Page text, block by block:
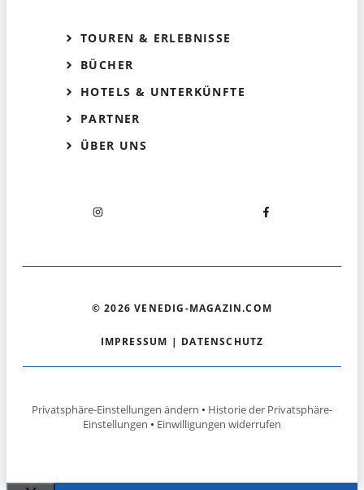
TOUREN & ERLEBNISSE
BÜCHER
HOTELS & UNTERKÜNFTE
PARTNER
ÜBER UNS
© 2026 VENEDIG-MAGAZIN.COM
IMPRESSUM | DATENSCHUTZ
Privatsphäre-Einstellungen ändern • Historie der Privatsphäre-
Einstellungen • Einwilligungen widerrufen